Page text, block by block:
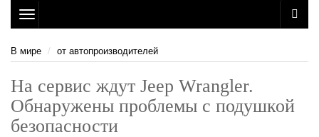
Toggle
navigation
В мире
от автопроизводителей
На сервис ждут Jeep Wrangler.
Обнаружены проблемы с подушкой
безопасности